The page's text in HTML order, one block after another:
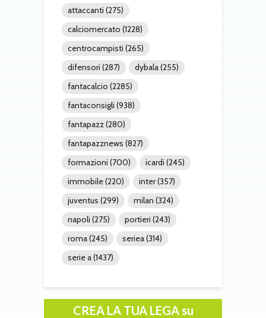
attaccanti (275)
calciomercato (1228)
centrocampisti (265)
difensori (287) dybala(255)
fantacalcio (2285)
fantaconsigli (938)
fantapazz(280)
fantapazznews (827)
formazioni (700) icardi (245)
immobile(220) inter(357)
juventus (299) milan (324)
napoli (275) portieri (243)
roma(245) seriea(314)
serie a(1437)
CREA LA TUA LEGA su